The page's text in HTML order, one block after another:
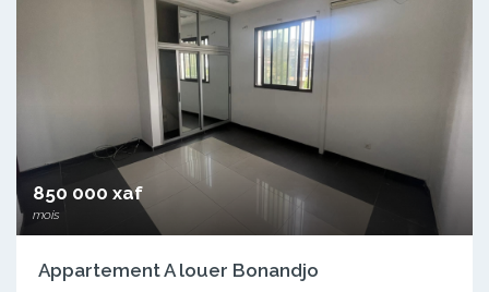
850 000 xaf
mois
Appartement A louer Bonandjo